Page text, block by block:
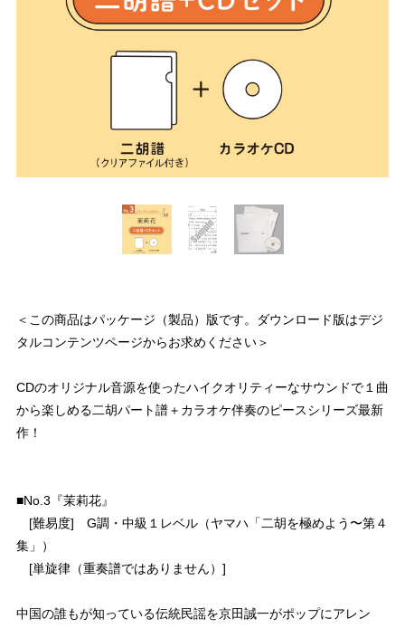
＜この商品はパッケージ（製品）版です。ダウンロード版はデジ
タルコンテンツページからお求めください＞
CDのオリジナル音源を使ったハイクオリティーなサウンドで１曲
から楽しめる二胡パート譜＋カラオケ伴奏のピースシリーズ最新
作！
■No.3『茉莉花』
[難易度] G調・中級１レベル（ヤマハ「二胡を極めよう〜第４
集」）
[単旋律（重奏譜ではありません）]
中国の誰もが知っている伝統民謡を京田誠一がポップにアレン